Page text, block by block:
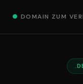
● DOMAIN ZUM